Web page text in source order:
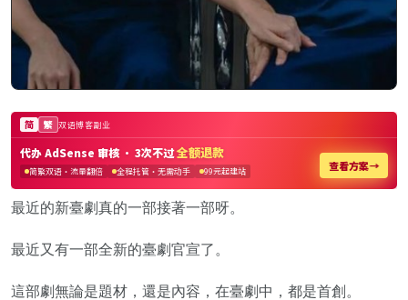
最近的新臺劇真的一部接著一部呀。
最近又有一部全新的臺劇官宣了。
這部劇無論是題材，還是內容，在臺劇中，都是首創。